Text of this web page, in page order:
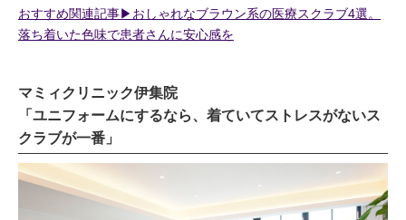
おすすめ関連記事▶︎おしゃれなブラウン系の医療スクラブ4選。
落ち着いた色味で患者さんに安心感を
マミィクリニック伊集院
「ユニフォームにするなら、着ていてストレスがないス
クラブが一番」